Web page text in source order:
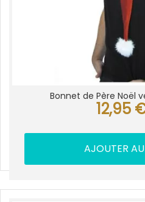
Bonnet de Père Noël
12,95
AJOUTER